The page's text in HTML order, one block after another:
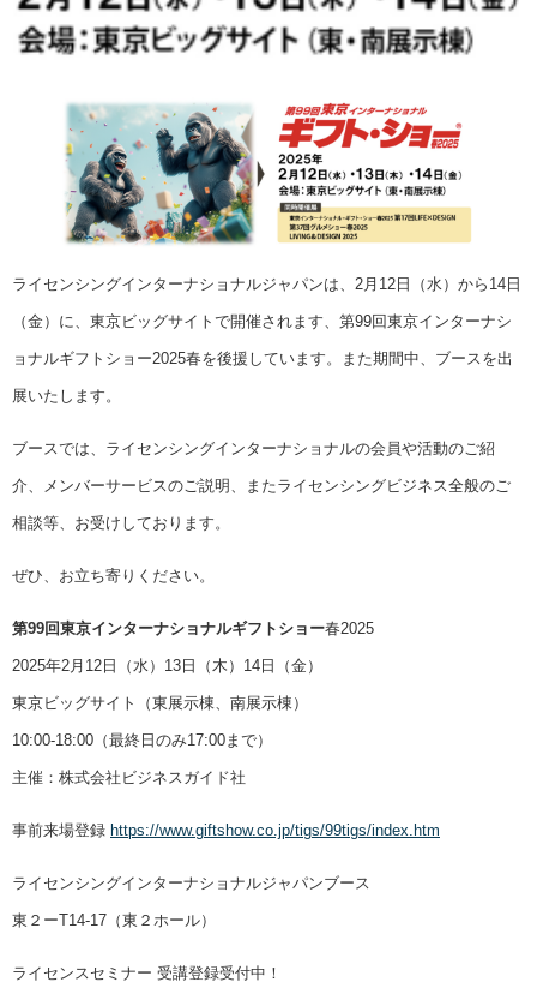
ライセンシングインターナショナルジャパンは、2月12日（水）から14日
（金）に、東京ビッグサイトで開催されます、第99回東京インターナシ
ョナルギフトショー2025春を後援しています。また期間中、ブースを出
展いたします。
ブースでは、ライセンシングインターナショナルの会員や活動のご紹
介、メンバーサービスのご説明、またライセンシングビジネス全般のご
相談等、お受けしております。
ぜひ、お立ち寄りください。
第99回東京インターナショナルギフトショー春2025
2025年2月12日（水）13日（木）14日（金）
東京ビッグサイト（東展示棟、南展示棟）
10:00-18:00（最終日のみ17:00まで）
主催：株式会社ビジネスガイド社
事前来場登録 https://www.giftshow.co.jp/tigs/99tigs/index.htm
ライセンシングインターナショナルジャパンブース
東２ーT14-17（東２ホール）
ライセンスセミナー 受講登録受付中！